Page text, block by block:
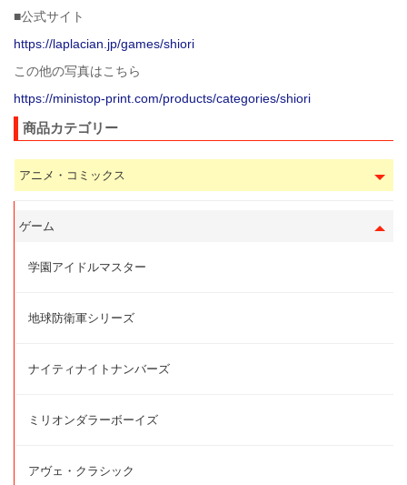
■公式サイト
https://laplacian.jp/games/shiori
この他の写真はこちら
https://ministop-print.com/products/categories/shiori
商品カテゴリー
アニメ・コミックス
ゲーム
学園アイドルマスター
地球防衛軍シリーズ
ナイティナイトナンバーズ
ミリオンダラーボーイズ
アヴェ・クラシック